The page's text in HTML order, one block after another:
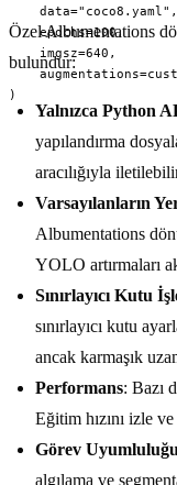
    data="coco8.yaml",
    epochs=100,
    imgsz=640,
)
Özel Albumentations
bulundur:
Yalnızca Python
yapılandırma
aracılığıyla
Varsayılanların
Albumentations
YOLO artırmaları
Sınırlayıcı Kutu
sınırlayıcı kutu
ancak karmaşık
Performans: Bazı
Eğitim hızını izle
Görev Uyumluluğu
algılama ve